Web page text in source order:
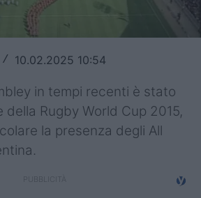
/ 10.02.2025 10:54
in tempi recenti è stato
Rugby World Cup 2015,
la presenza degli All